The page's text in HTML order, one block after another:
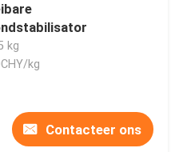
kg
kg
Contacteer ons